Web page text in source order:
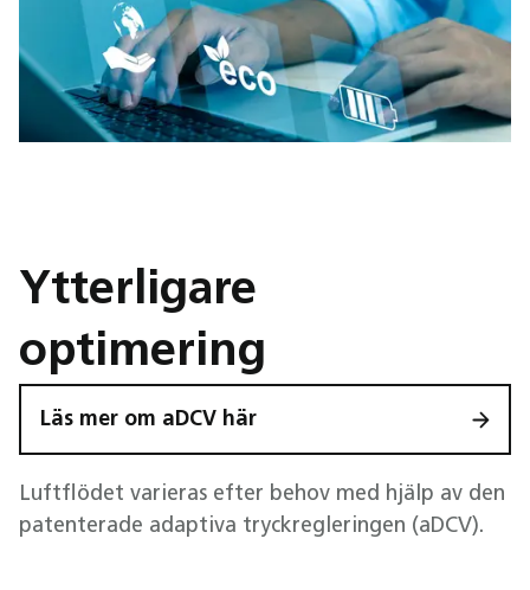
Ytterligare
optimering
Läs mer om aDCV här
Luftflödet varieras efter behov med hjälp av den
patenterade adaptiva tryckregleringen (aDCV).